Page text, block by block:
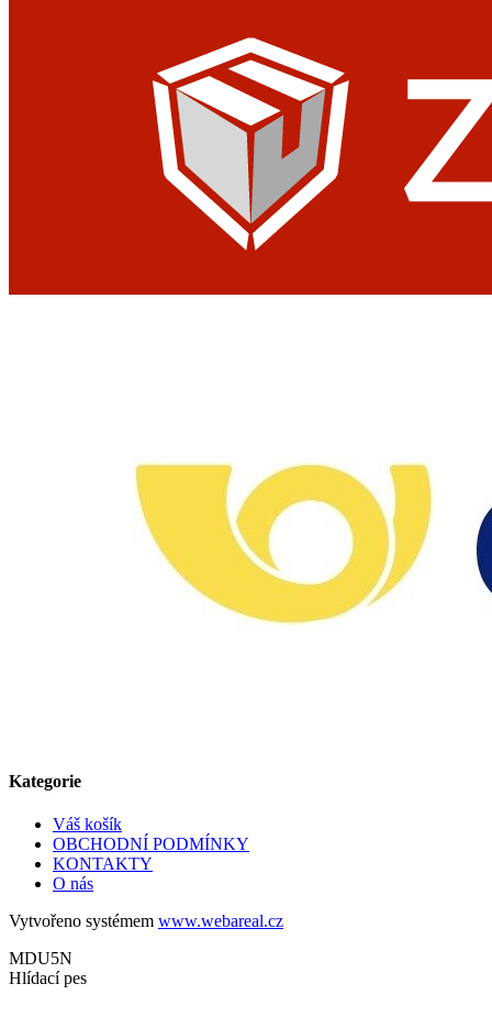
Kategorie
Váš košík
OBCHODNÍ PODMÍNKY
KONTAKTY
O nás
Vytvořeno systémem www.webareal.cz
MDU5N
Hlídací pes